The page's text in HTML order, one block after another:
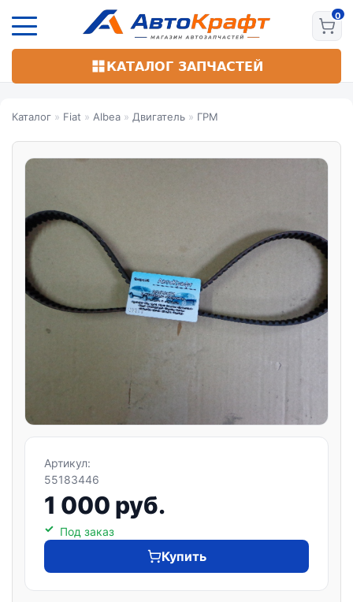
основному
КАТАЛОГ ЗАПЧАСТЕЙ
Каталог » Fiat » Albea » Двигатель » ГРМ
Артикул:
55183446
1 000 руб.
Под заказ
Купить